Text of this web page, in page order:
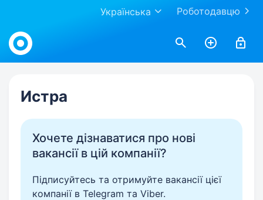
Роботодавцю
Українська
Work.ua
Истра
Хочете дізнаватися про нові
вакансії в цій компанії?
Підписуйтесь та отримуйте вакансії цієї
компанії в Telegram та Viber.